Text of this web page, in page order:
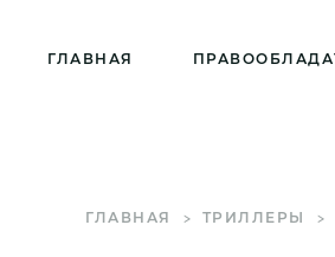
ГЛАВНАЯ
ГЛАВНАЯ ТРИЛЛЕРЫ